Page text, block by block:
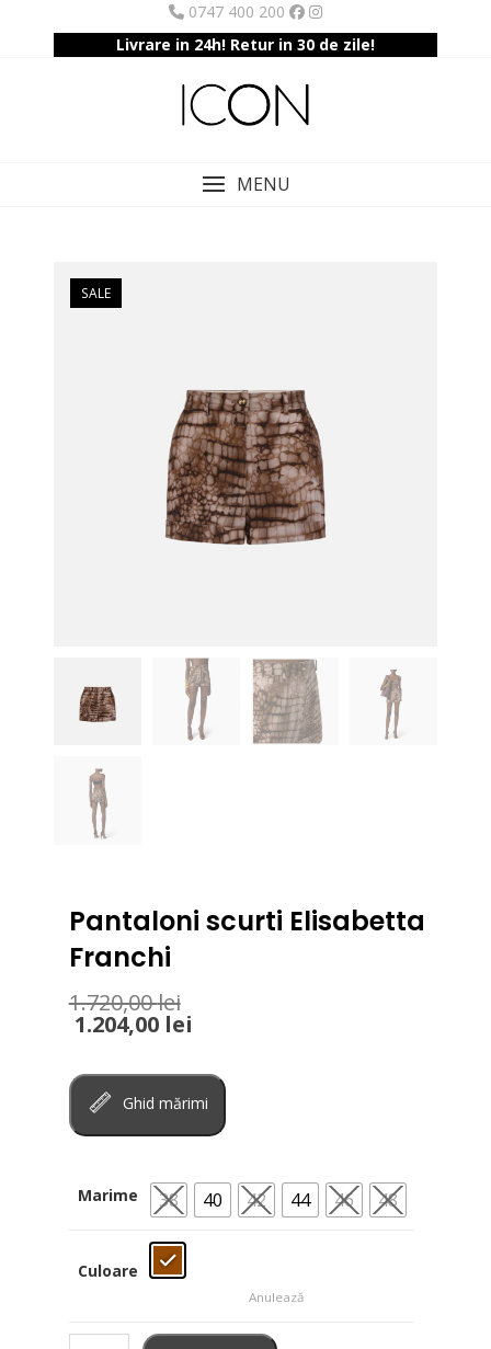
0747 400 200
Livrare in 24h! Retur in 30 de zile!
MENU
SALE
Pantaloni scurti Elisabetta
Franchi
1.720,00lei
1.204,00 lei
Ghid mărimi
Marime 38 40 42 44 46 48
Culoare
Anulează